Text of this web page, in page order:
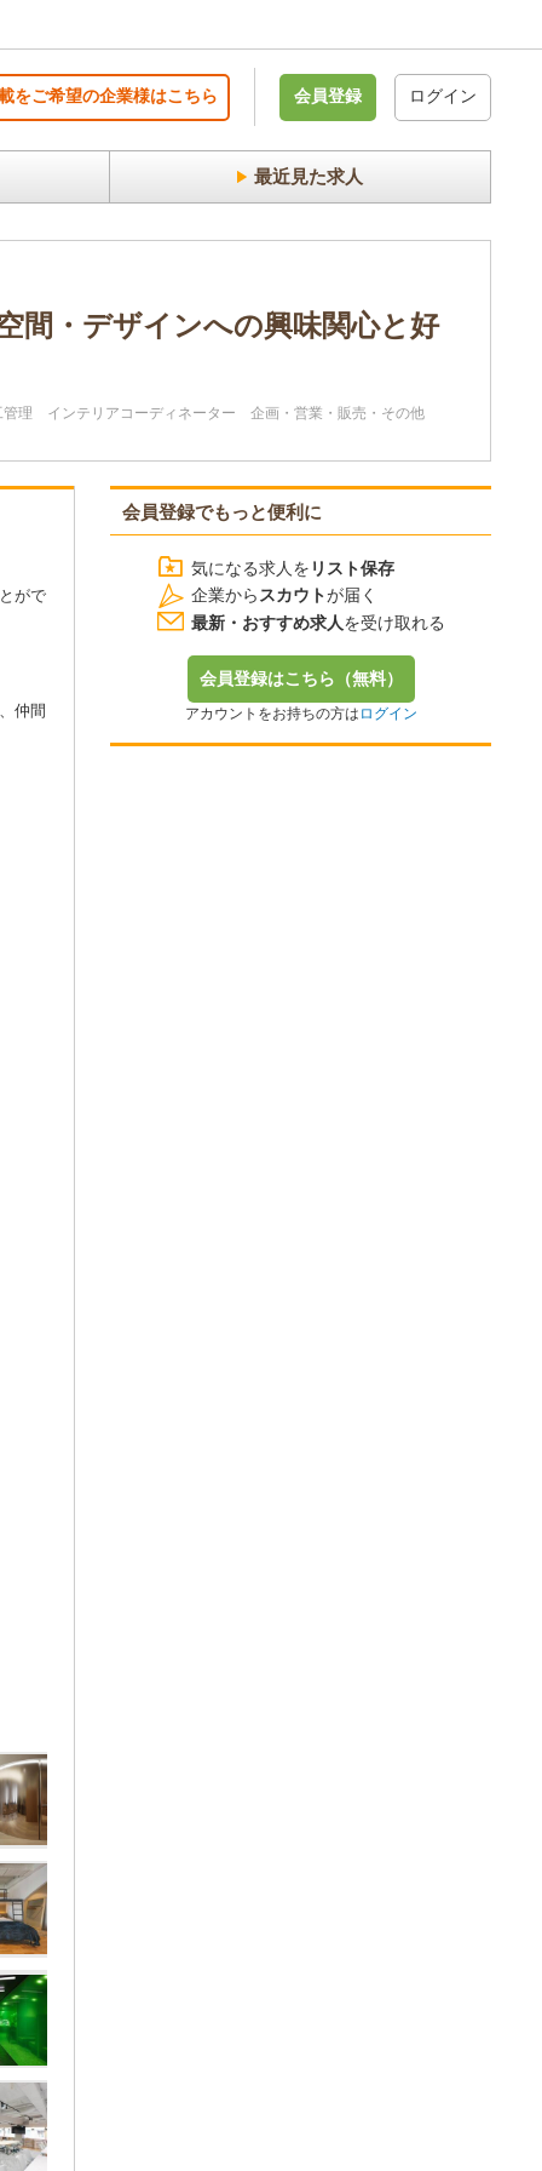
をご希望の企業様はこちら 会員登録 ログイン
最近見た求人
間・デザインへの興味関心と好
管理 インテリアコーディネーター 企画・営業・販売・その他
がで
仲間
会員登録でもっと便利に
気になる求人を リスト保存
企業から スカウトが届く
最新・おすすめ求人を受け取れる
会員登録はこちら（無料）
アカウントをお持ちの方は ログイン